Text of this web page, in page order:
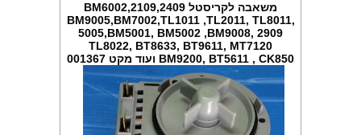
משאבה לקריסטל 2109,2409,BM6002
BM9005,BM7002,TL1011 ,TL2011, TL8011,
5005,BM5001, BM5002 ,BM9008, 2909
TL8022, BT8633, BT9611, MT7120
BM9200, BT5611 , CK850 ועוד מקט 001367